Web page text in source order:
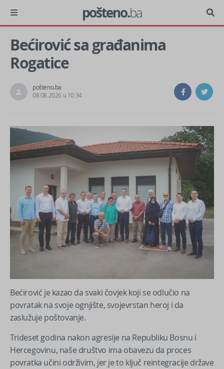
pošteno.ba
Bećirović sa građanima
Rogatice
pošteno.ba
08.08.2026 u 10:34
Bećirović je kazao da svaki čovjek koji se odlučio na
povratak na svoje ognjište, svojevrstan heroj i da
zaslužuje poštovanje.
Trideset godina nakon agresije na Republiku Bosnu i
Hercegovinu, naše društvo ima obavezu da proces
povratka učini održivim, jer je to ključ reintegracije države